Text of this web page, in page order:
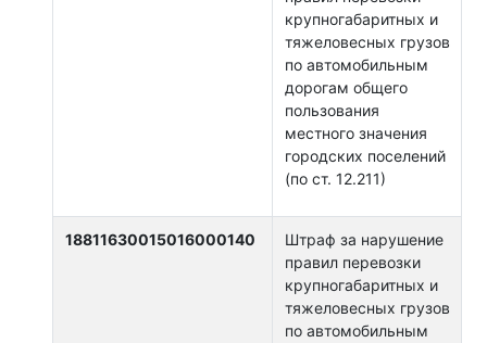
крупногабаритных и
тяжеловесных грузов
по автомобильным
дорогам общего
пользования
местного значения
городских поселений
(по ст. 12.211)
18811630015016000140
Штраф за нарушение
правил перевозки
крупногабаритных и
тяжеловесных грузов
по автомобильным